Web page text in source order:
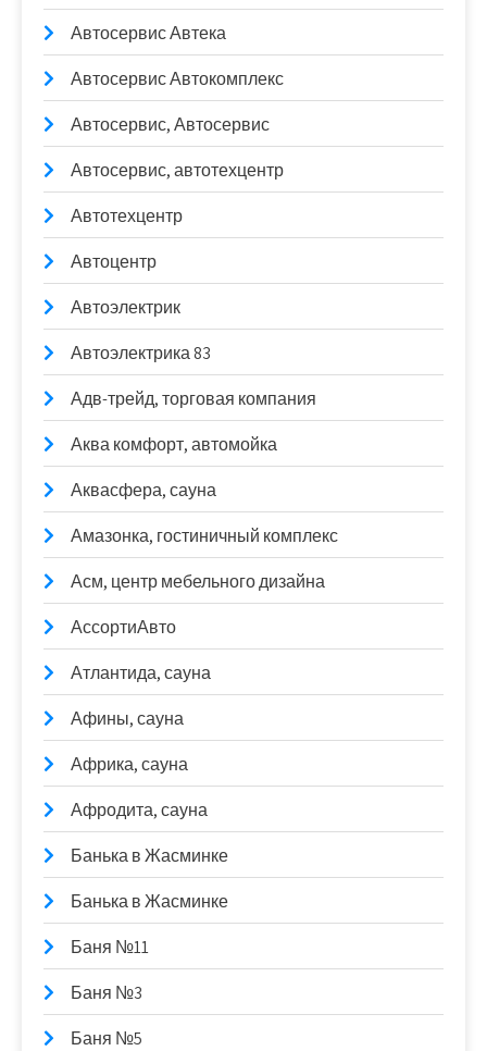
Автосервис Автека
Автосервис Автокомплекс
Автосервис, Автосервис
Автосервис, автотехцентр
Автотехцентр
Автоцентр
Автоэлектрик
Автоэлектрика 83
Адв-трейд, торговая компания
Аква комфорт, автомойка
Аквасфера, сауна
Амазонка, гостиничный комплекс
Асм, центр мебельного дизайна
АссортиАвто
Атлантида, сауна
Афины, сауна
Африка, сауна
Афродита, сауна
Банька в Жасминке
Банька в Жасминке
Баня №11
Баня №3
Баня №5